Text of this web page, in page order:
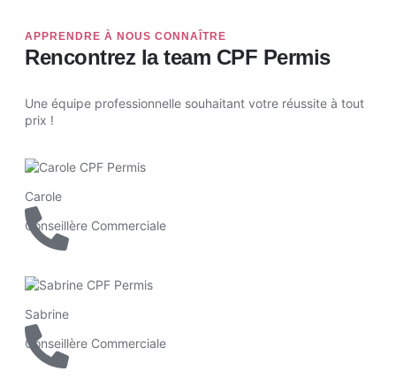
APPRENDRE À NOUS CONNAÎTRE
Rencontrez la team CPF Permis
Une équipe professionnelle souhaitant votre réussite à tout
prix !
Carole
Conseillère Commerciale
Sabrine
Conseillère Commerciale